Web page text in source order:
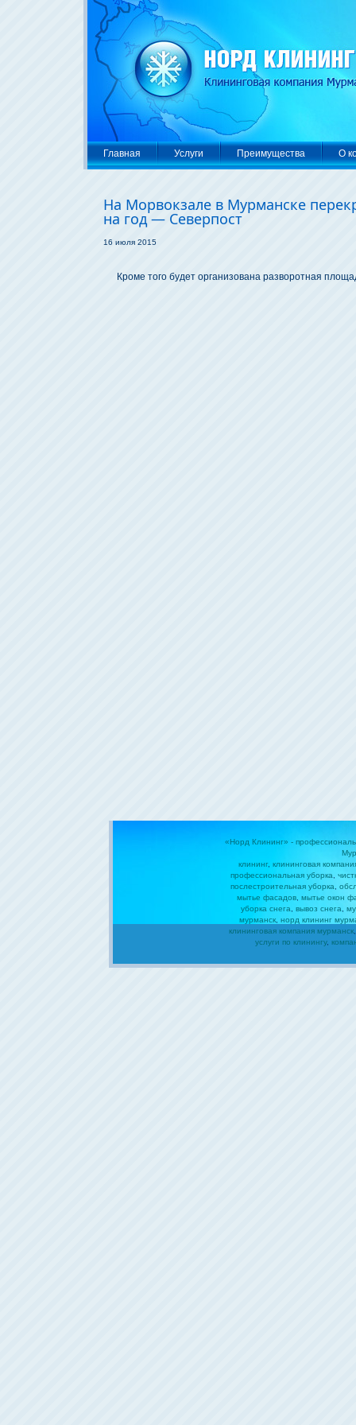
Главная Услуги Преимущества О
На Морвокзале в Мурманске
на год — Северпост
16 июля 2015
Кроме того будет организована разворотная
«Норд Клининг» -
клининг, клининговая
профессиональная уборка
послестроительная уборка
мытье фасадов мытье окон
уборка снега
вывоз снега
мурманск, норд клининг
клининговая компания мурманск
услуги по клинингу,